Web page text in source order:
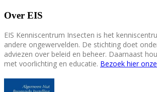
Over EIS
EIS Kenniscentrum Insecten is het
andere ongewervelden. De stichting doet
adviezen over beleid en beheer. Daarnaast
met voorlichting en educatie. Bezoek hier